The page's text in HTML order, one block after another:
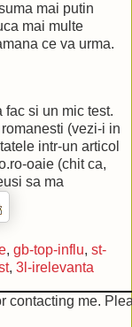
mai putin
mai multe
ce va urma.
fac si un mic test.
(vezi-i in
intr-un articol
oaie (chit ca,
sa ma
, gb-top-influ, st-
, 3l-irelevanta
me.